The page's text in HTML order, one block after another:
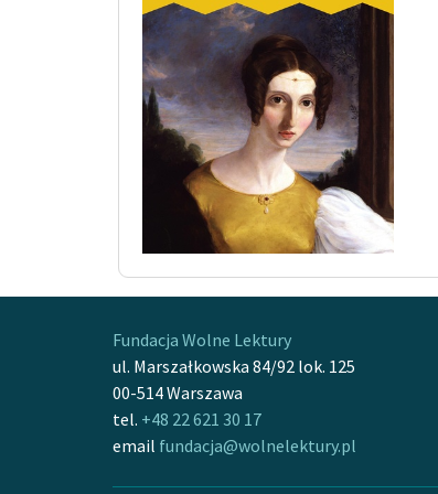
Fundacja Wolne Lektury
ul. Marszałkowska 84/92 lok. 125
00-514 Warszawa
tel. +48 22 621 30 17
email fundacja@wolnelektury.pl